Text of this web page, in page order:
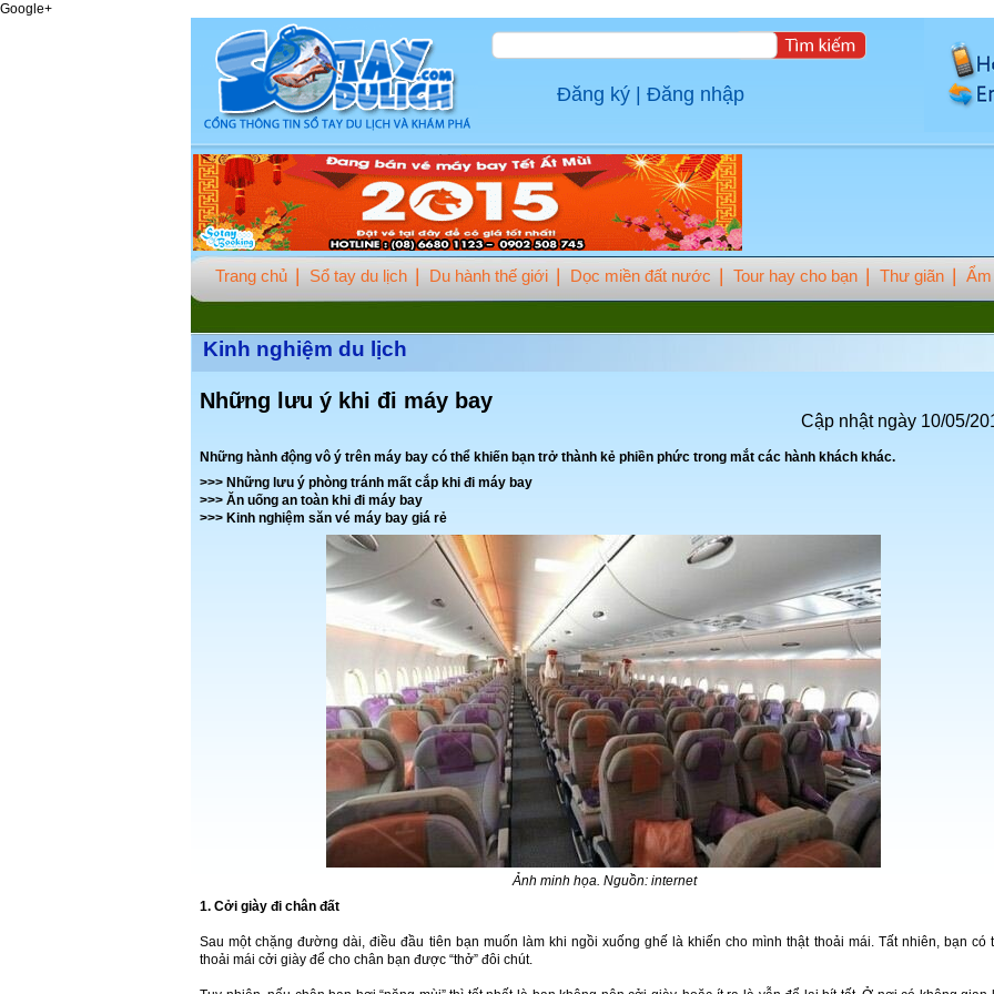
Google+
Đăng ký Đăng nhập
Trang chủ Sổ tay du lịch Du hành thế giới Dọc miền đất nước Tour hay cho bạn Thư giãn
Kinh nghiệm du lịch
Những lưu ý khi đi máy bay
Cập nhật ngày 10/05/
Những hành động vô ý trên máy bay có thể khiến bạn trở thành kẻ phiền phức trong mắt các hành khách khác.
>>> Những lưu ý phòng tránh mất cắp khi đi máy bay
>>> Ăn uống an toàn khi đi máy bay
>>> Kinh nghiệm săn vé máy bay giá rẻ
Ảnh minh họa. Nguồn: internet
1. Cởi giày đi chân đất
Sau một chặng đường dài, điều đầu tiên bạn muốn làm khi ngồi xuống ghế là khiến cho mình thật thoải mái. Tất nhiên, bạn có
thoải mái cởi giày để cho chân bạn được “thở” đôi chút.